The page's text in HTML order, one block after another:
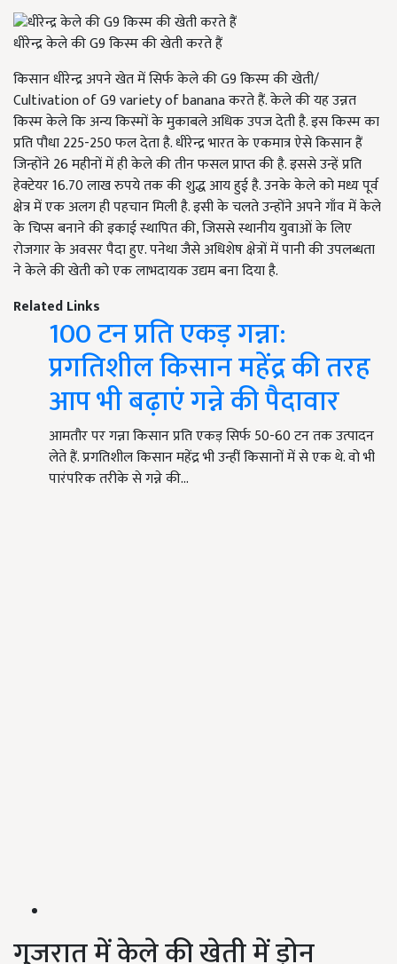
धीरेन्द्र केले की G9 किस्म की खेती करते हैं
किसान धीरेन्द्र अपने खेत में सिर्फ केले की G9 किस्म की खेती/
Cultivation of G9 variety of banana करते हैं. केले की यह उन्नत
किस्म केले कि अन्य किस्मों के मुकाबले अधिक उपज देती है. इस किस्म का
प्रति पौधा 225-250 फल देता है. धीरेन्द्र भारत के एकमात्र ऐसे किसान हैं
जिन्होंने 26 महीनों में ही केले की तीन फसल प्राप्त की है. इससे उन्हें प्रति
हेक्टेयर 16.70 लाख रुपये तक की शुद्ध आय हुई है. उनके केले को मध्य पूर्व
क्षेत्र में एक अलग ही पहचान मिली है. इसी के चलते उन्होंने अपने गाँव में केले
के चिप्स बनाने की इकाई स्थापित की, जिससे स्थानीय युवाओं के लिए
रोजगार के अवसर पैदा हुए. पनेथा जैसे अधिशेष क्षेत्रों में पानी की उपलब्धता
ने केले की खेती को एक लाभदायक उद्यम बना दिया है.
Related Links
100 टन प्रति एकड़ गन्ना:
प्रगतिशील किसान महेंद्र की तरह
आप भी बढ़ाएं गन्ने की पैदावार
आमतौर पर गन्ना किसान प्रति एकड़ सिर्फ 50-60 टन तक उत्पादन
लेते हैं. प्रगतिशील किसान महेंद्र भी उन्हीं किसानों में से एक थे. वो भी
पारंपरिक तरीके से गन्ने की…
गुजरात में केले की खेती में ड्रोन